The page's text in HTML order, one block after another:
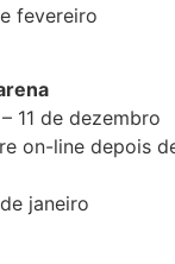
fevereiro
11 de dezembro
on-line depois
janeiro